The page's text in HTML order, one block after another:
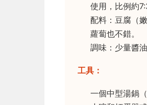
使用，比例約
配料：豆腐（
蘿蔔也不錯。
調味：少量醬
工具：
一個中型湯鍋